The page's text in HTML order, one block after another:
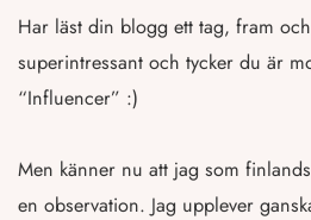
Har läst din blogg ett tag, fram
superintressant och tycker du är
“Influencer” :)
Men känner nu att jag som
en observation. Jag upplever